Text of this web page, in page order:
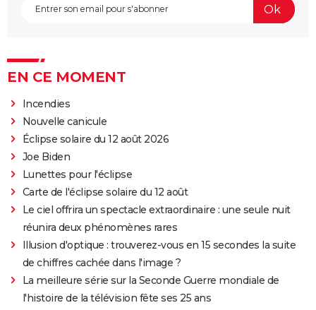
EN CE MOMENT
Incendies
Nouvelle canicule
Éclipse solaire du 12 août 2026
Joe Biden
Lunettes pour l'éclipse
Carte de l'éclipse solaire du 12 août
Le ciel offrira un spectacle extraordinaire : une seule nuit
réunira deux phénomènes rares
Illusion d'optique : trouverez-vous en 15 secondes la suite
de chiffres cachée dans l'image ?
La meilleure série sur la Seconde Guerre mondiale de
l'histoire de la télévision fête ses 25 ans